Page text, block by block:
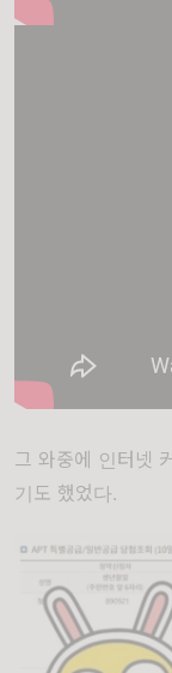
그 와중에 인터넷
기도 했었다.